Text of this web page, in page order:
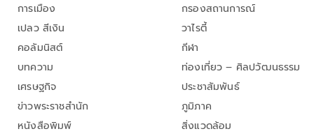
การเมือง
เปลว สีเงิน
คอลัมนิสต์
บทความ
เศรษฐกิจ
ข่าวพระราชสำนัก
หนังสือพิมพ์
กรองสถานการณ์
วาไรตี้
กีฬา
ท่องเที่ยว – ศิลปวัฒนธรรม
ประชาสัมพันธ์
ภูมิภาค
สิ่งแวดล้อม